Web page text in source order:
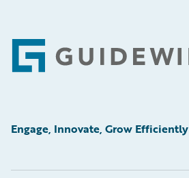
Footer
Engage, Innovate, Grow Efficiently